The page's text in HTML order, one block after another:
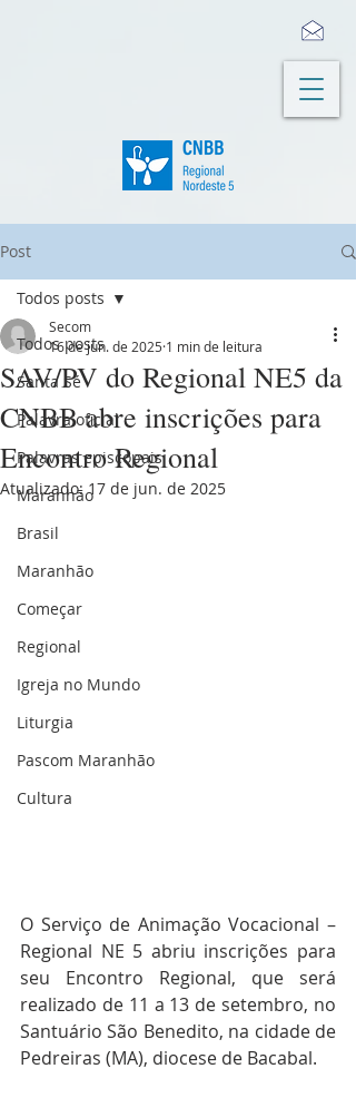
Post
Todos posts
Santa Sé
Palavra oficial
Palavras episcopais
Maranhão
Brasil
Maranhão
Começar
Regional
Igreja no Mundo
Liturgia
Pascom Maranhão
Cultura
Todos posts
SAV/PV do Regional NE5 da
CNBB abre inscrições para
Encontro Regional
Secom
16 de jun. de 2025 1 min de leitura
Atualizado:17 de jun. de 2025
O Serviço de Animação Vocacional –
Regional NE 5 abriu inscrições para
seu Encontro Regional, que será
realizado de 11 a 13 de setembro, no
Santuário São Benedito, na cidade de
Pedreiras (MA), diocese de Bacabal.